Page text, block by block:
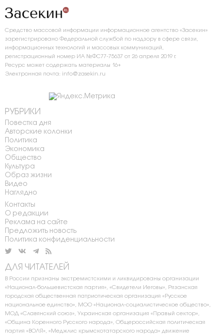
Средство массовой информации информационное агентство «Засекин»
зарегистрировано Федеральной службой по надзору в сфере связи,
информационных технологий и массовых коммуникаций,
регистрационный номер ИА №ФС77-75637 от 26 апреля 2019 г.
Ресурс может содержать материалы 16+
Электронная почта: info@zasekin.ru
РУБРИКИ
Повестка дня
Авторские колонки
Политика
Экономика
Общество
Культура
Образ жизни
Видео
Наглядно
Контакты
О редакции
Реклама на сайте
Предложить новость
Политика конфиденциальности
ДЛЯ ЧИТАТЕЛЕЙ
В России признаны экстремистскими и ликвидированы организации
«Национал-большевистская партия», «Свидетели Иеговы», Рязанская
городская общественная патриотическая организация «Русское
национальное единство», МОО «Национал-социалистическое общество»,
МОД «Славянский союз», Украинская организация «Правый сектор»,
«Община Коренного Русского народа», Общероссийская политическая
партия «ВОЛЯ», «Меджлис крымскотатарского народа» движение